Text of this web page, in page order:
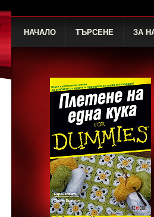
НАЧАЛО ТЪРСЕНЕ ЗА